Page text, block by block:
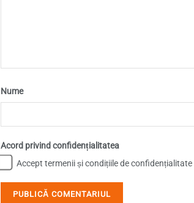
Nume
Acord privind confidențialitatea
Accept termenii și condițiile de confidențialitate